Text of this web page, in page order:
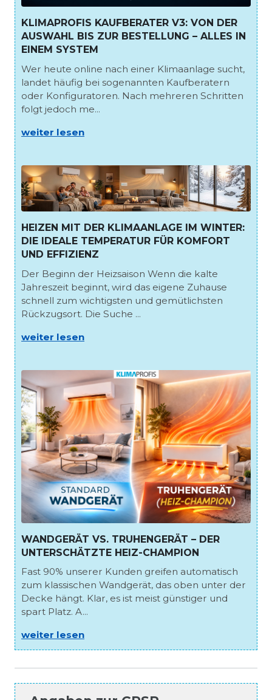
KLIMAPROFIS KAUFBERATER V3: VON DER
AUSWAHL BIS ZUR BESTELLUNG – ALLES IN
EINEM SYSTEM
Wer heute online nach einer Klimaanlage sucht,
landet häufig bei sogenannten Kaufberatern
oder Konfiguratoren. Nach mehreren Schritten
folgt jedoch me...
weiter lesen
HEIZEN MIT DER KLIMAANLAGE IM WINTER:
DIE IDEALE TEMPERATUR FÜR KOMFORT
UND EFFIZIENZ
Der Beginn der Heizsaison Wenn die kalte
Jahreszeit beginnt, wird das eigene Zuhause
schnell zum wichtigsten und gemütlichsten
Rückzugsort. Die Suche ...
weiter lesen
WANDGERÄT VS. TRUHENGERÄT – DER
UNTERSCHÄTZTE HEIZ-CHAMPION
Fast 90% unserer Kunden greifen automatisch
zum klassischen Wandgerät, das oben unter der
Decke hängt. Klar, es ist meist günstiger und
spart Platz. A...
weiter lesen